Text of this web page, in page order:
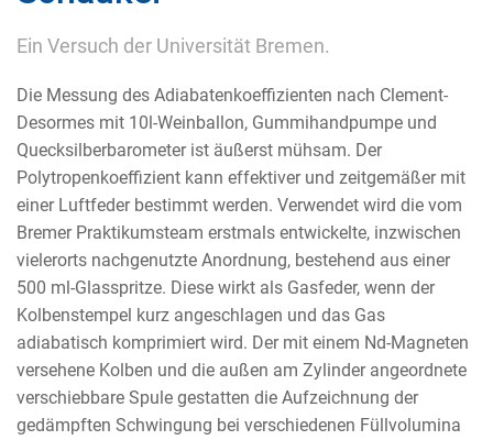
Ein Versuch der Universität Bremen.
Die Messung des Adiabatenkoeffizienten nach Clement-
Desormes mit 10l-Weinballon, Gummihandpumpe und
Quecksilberbarometer ist äußerst mühsam. Der
Polytropenkoeffizient kann effektiver und zeitgemäßer mit
einer Luftfeder bestimmt werden. Verwendet wird die vom
Bremer Praktikumsteam erstmals entwickelte, inzwischen
vielerorts nachgenutzte Anordnung, bestehend aus einer
500 ml-Glasspritze. Diese wirkt als Gasfeder, wenn der
Kolbenstempel kurz angeschlagen und das Gas
adiabatisch komprimiert wird. Der mit einem Nd-Magneten
versehene Kolben und die außen am Zylinder angeordnete
verschiebbare Spule gestatten die Aufzeichnung der
gedämpften Schwingung bei verschiedenen Füllvolumina